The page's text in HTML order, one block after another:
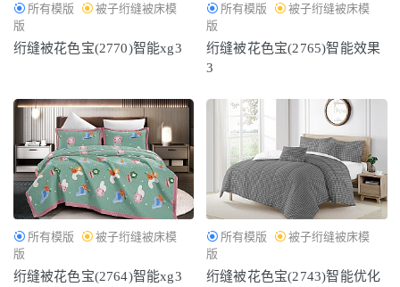
所有模版
被子绗缝被床模
版
绗缝被花色宝(2770)智能xg3
所有模版
被子绗缝被床模
版
绗缝被花色宝(2765)智能效果
3
所有模版
被子绗缝被床模
版
绗缝被花色宝(2764)智能xg3
所有模版
被子绗缝被床模
版
绗缝被花色宝(2743)智能优化